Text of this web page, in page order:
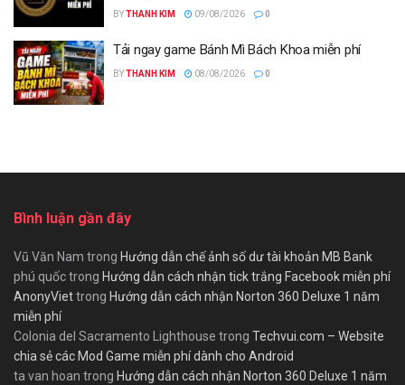
BYTHANH KIM 09/08/2026 0
Tải ngay game Bánh Mì Bách Khoa miễn phí
BYTHANH KIM 08/08/2026 0
Bình luận gần đây
Vũ Văn Nam trong Hướng dẫn chế ảnh số dư tài khoản MB Bank
phú quốctrong Hướng dẫn cách nhận tick trắng Facebook miễn phí
AnonyViettrong Hướng dẫn cách nhận Norton 360 Deluxe 1 năm
miễn phí
Colonia del Sacramento Lighthouse trong Techvui.com – Website
chia sẻ các Mod Game miễn phí dành cho Android
ta van hoan trong Hướng dẫn cách nhận Norton 360 Deluxe 1 năm